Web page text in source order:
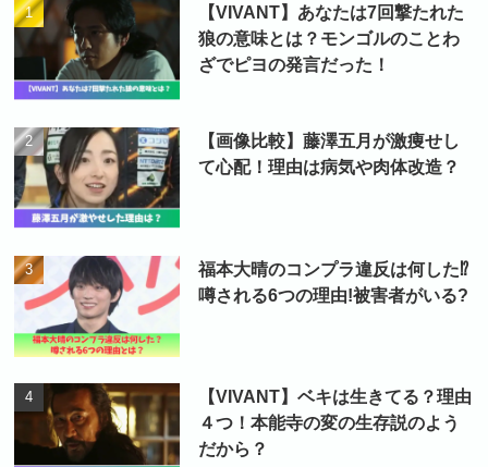
【VIVANT】あなたは7回撃たれた
狼の意味とは？モンゴルのことわ
ざでピヨの発言だった！
【画像比較】藤澤五月が激痩せし
て心配！理由は病気や肉体改造？
福本大晴のコンプラ違反は何した⁉
噂される6つの理由!被害者がいる?
【VIVANT】ベキは生きてる？理由
４つ！本能寺の変の生存説のよう
だから？